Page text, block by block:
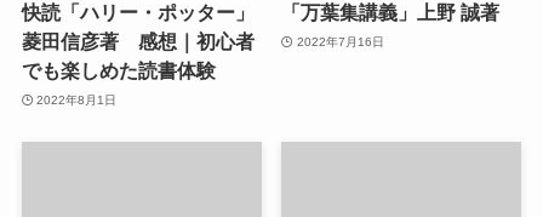
快読「ハリー・ポッター」
菱田信彦著 感想｜初心者
でも楽しめた読書体験
2022年8月1日
「万葉集講義」上野 誠著
2022年7月16日